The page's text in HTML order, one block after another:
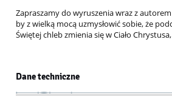
Zapraszamy do wyruszenia wraz z
by z wielką mocą uzmysłowić sobie, że
Świętej chleb zmienia się w Ciało
Dane techniczne